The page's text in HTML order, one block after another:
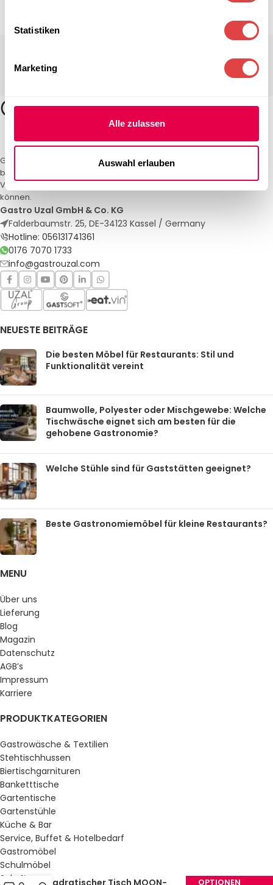
Statistiken
Marketing
Alle zulassen
Auswahl erlauben
Gastro Uzal – Ihr Spezialist für Gastronomiemöbel und -textilien. Wir
bieten maßgeschneiderte Lösungen für Restaurants, Hotels und
Veranstaltungen. Qualität und Service, auf die Sie sich verlassen
können.
Gastro Uzal GmbH & Co. KG
Falderbaumstr. 25, DE-34123 Kassel / Germany
Hotline: 056131741361
0176 7070 1733
info@gastrouzal.com
NEUESTE BEITRÄGE
Die besten Möbel für Restaurants: Stil und
Funktionalität vereint
Baumwolle, Polyester oder Mischgewebe: Welche
Tischwäsche eignet sich am besten für die
gehobene Gastronomie?
Welche Stühle sind für Gaststätten geeignet?
Beste Gastronomiemöbel für kleine Restaurants?
MENU
Über uns
Lieferung
Blog
Magazin
Datenschutz
AGB’s
Impressum
Karriere
PRODUKTKATEGORIEN
Gastrowäsche & Textilien
Stehtischhussen
Biertischgarnituren
Banketttische
Gartentische
Gartenstühle
Küche & Bar
Service, Buffet & Hotelbedarf
Gastromöbel
Schulmöbel
Sale %
Quadratischer Tisch MOON- OPTIONEN